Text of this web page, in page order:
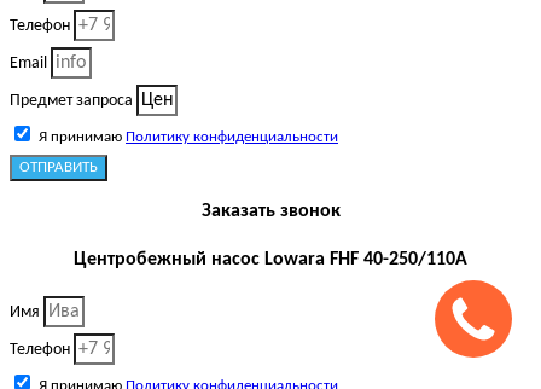
Телефон
Email
Предмет запроса
Я принимаю Политику конфиденциальности
ОТПРАВИТЬ
Заказать звонок
Центробежный насос Lowara FHF 40-250/110A
Имя
Телефон